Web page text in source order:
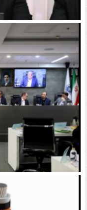
تومانی را نمی‌شود با نرخ ۸۰ هزار
مدنی‌زاده: روش
همتی: محدودیت